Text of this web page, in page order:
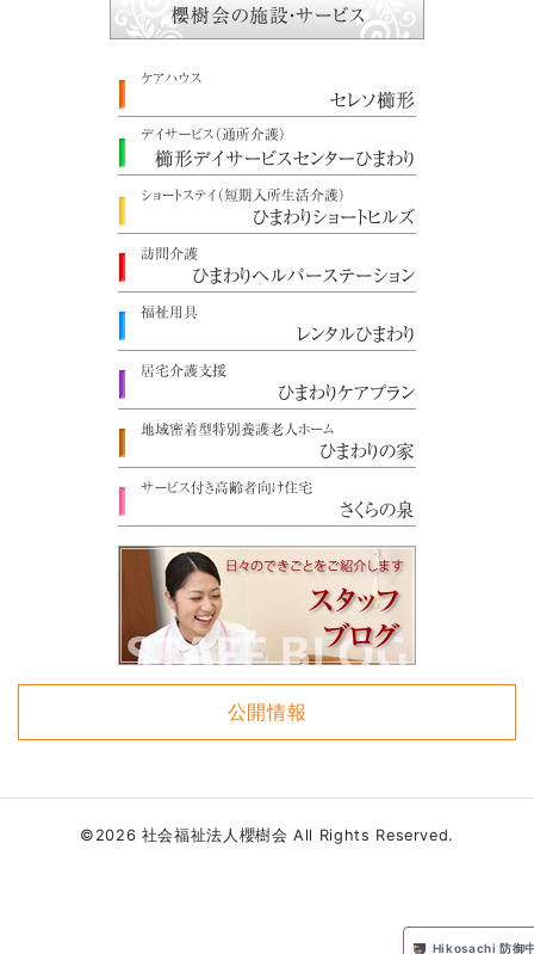
公開情報
©2026 社会福祉法人櫻樹会 All Rights Reserved.
Hikosachi 防御